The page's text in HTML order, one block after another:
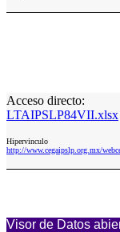
Acceso directo:
LTAIPSLP84VII.xlsx
Hipervinculo
http://www.cegaipslp.org.mx/
Visor de Datos